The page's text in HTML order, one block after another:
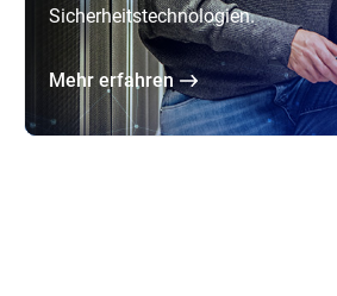
Sicherheitstechnologien.
Mehr erfahren